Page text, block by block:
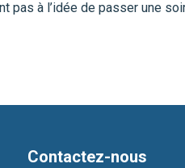
pas à l’idée de passer une
Contactez-nous